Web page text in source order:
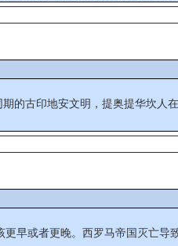
的古印地安文明，提奥提华坎人
早或者更晚。西罗马帝国灭亡导